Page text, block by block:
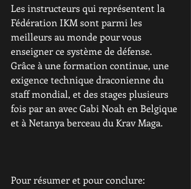
Les instructeurs qui représentent la
Fédération IKM sont parmi les
meilleurs au monde pour vous
enseigner ce système de défense.
Grâce à une formation continue, une
exigence technique draconienne du
staff mondial, et des stages plusieurs
fois par an avec Gabi Noah en Belgique
et à Netanya berceau du Krav Maga.
Pour résumer et pour conclure: